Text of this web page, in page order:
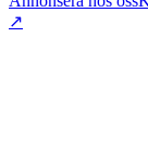
↗